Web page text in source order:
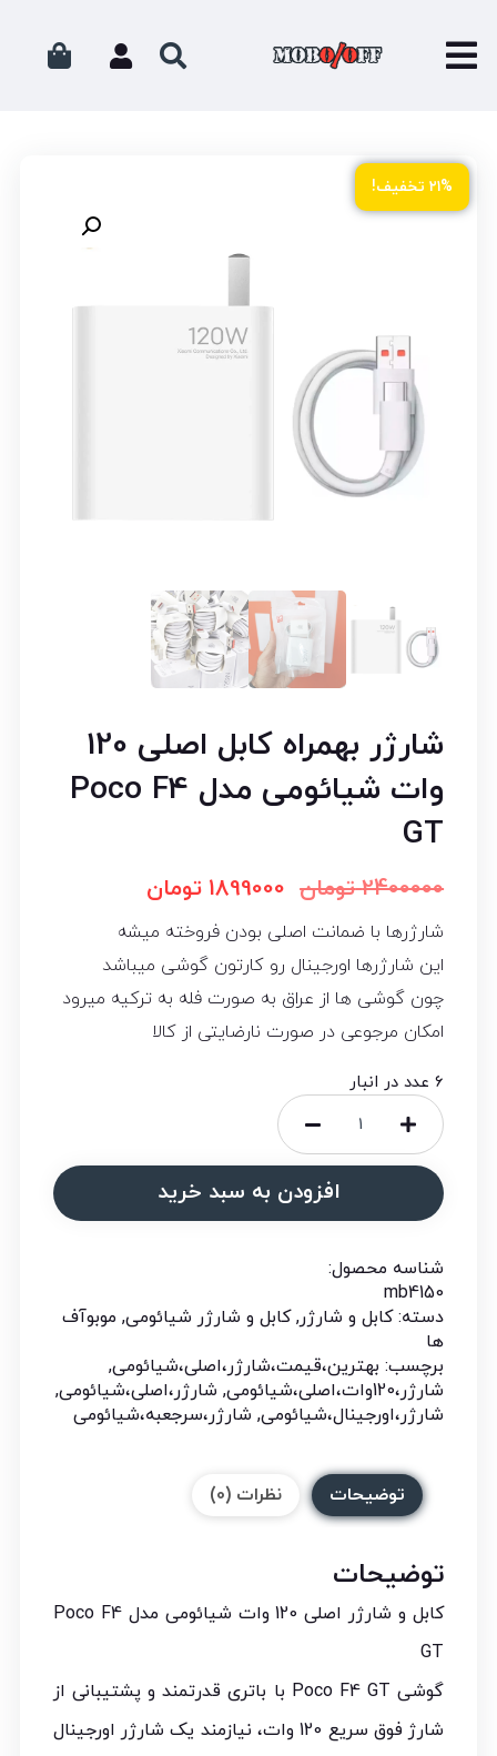
۲۱% تخفیف!
شارژر بهمراه کابل اصلی 120
وات شیائومی مدل Poco F4
GT
2400000 تومان 1899000 تومان
شارژرها با ضمانت اصلی بودن فروخته میشه
این شارژرها اورجینال رو کارتون گوشی میباشد
چون گوشی ها از عراق به صورت فله به ترکیه میرود
امکان مرجوعی در صورت نارضایتی از کالا
6 عدد در انبار
افزودن به سبد خرید
شناسه محصول:
mb4150
دسته:کابل و شارژر,کابل و شارژر شیائومی, موبوآف
ها
برچسب: بهترین،قیمت،شارژر،اصلی،شیائومی,
شارژر،120وات،اصلی،شیائومی
, شارژر،اصلی،شیائومی,
شارژر،اورجینال،شیائومی, شارژر،سرجعبه،شیائومی
توضیحات نظرات (0)
توضیحات
کابل و شارژر اصلی 120 وات شیائومی مدل Poco F4
GT
گوشی Poco F4 GT با باتری قدرتمند و پشتیبانی از
شارژ فوق سریع 120 وات، نیازمند یک شارژر اورجینال